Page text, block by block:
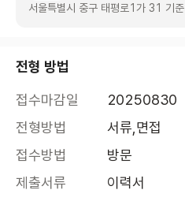
서울특별시 중구 태평로1가 31 기준
전형 방법
접수마감일
20250830
전형방법
서류,면접
접수방법
방문
제출서류
이력서